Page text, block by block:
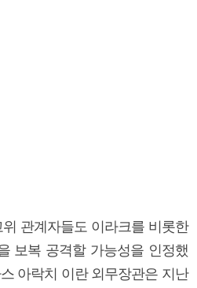
관계자들도 이라크를 비롯한
보복 공격할 가능성을 인정했
아락치 이란 외무장관은 지난